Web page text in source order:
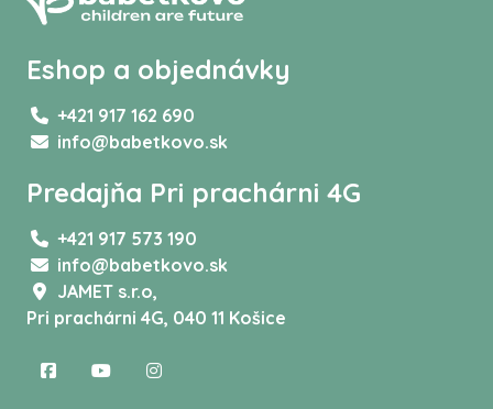
Eshop a objednávky
+421 917 162 690
info@babetkovo.sk
Predajňa Pri prachárni 4G
+421 917 573 190
info@babetkovo.sk
JAMET s.r.o,
Pri prachárni 4G, 040 11 Košice